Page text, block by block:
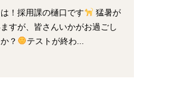
！採用課の樋口です
猛暑が
すが、皆さんいかがお過ごし
？
テストが終わ...